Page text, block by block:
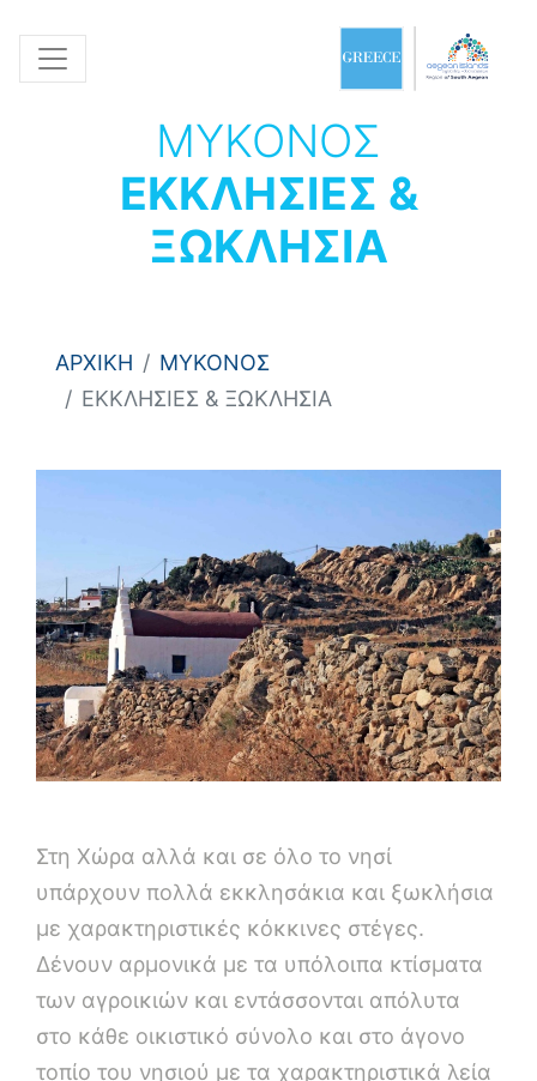
ΜΥΚΟΝΟΣ
ΕΚΚΛΗΣΙΕΣ &
ΞΩΚΛΗΣΙΑ
ΑΡΧΙΚΗ
ΜΥΚΟΝΟΣ
ΕΚΚΛΗΣΙΕΣ & ΞΩΚΛΗΣΙΑ
Στη Χώρα αλλά και σε όλο το νησί
υπάρχουν πολλά εκκλησάκια και ξωκλήσια
με χαρακτηριστικές κόκκινες στέγες.
Δένουν αρμονικά με τα υπόλοιπα κτίσματα
των αγροικιών και εντάσσονται απόλυτα
στο κάθε οικιστικό σύνολο και στο άγονο
τοπίο του νησιού με τα χαρακτηριστικά λεία